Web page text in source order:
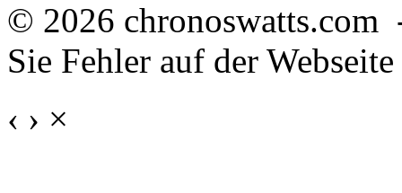
© 2026
Sie Fehler auf der
‹ › ×